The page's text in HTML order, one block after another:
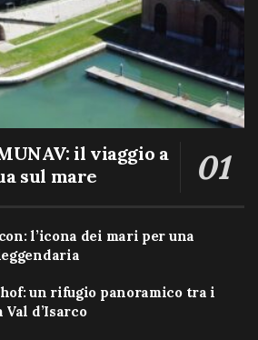
il viaggio a
sul mare
l’icona dei mari per una
un rifugio panoramico tra i
d’Isarco